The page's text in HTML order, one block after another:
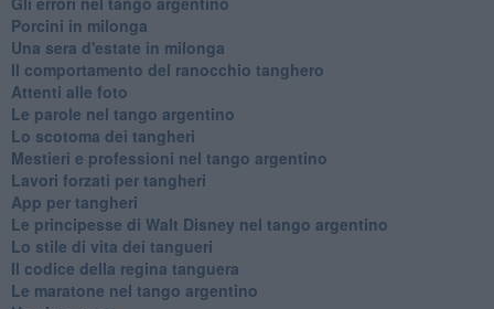
Porcini in milonga
Una sera d'estate in milonga
Il comportamento del ranocchio tanghero
Attenti alle foto
Le parole nel tango argentino
Lo scotoma dei tangheri
Mestieri e professioni nel tango argentino
Lavori forzati per tangheri
App per tangheri
Le principesse di Walt Disney nel tango argentino
Lo stile di vita dei tangueri
Il codice della regina tanguera
Le maratone nel tango argentino